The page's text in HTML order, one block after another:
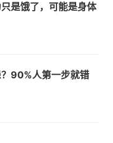
是饿了，可能是身体
90%人第一步就错